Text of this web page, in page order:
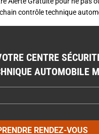
contrôle technique
CENTRE
AUTOMOBILE
RENDEZ-VOUS